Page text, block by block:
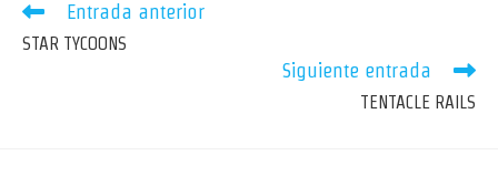
Leer
artículos
Entrada anterior
STAR TYCOONS
Siguiente entrada
TENTACLE RAILS